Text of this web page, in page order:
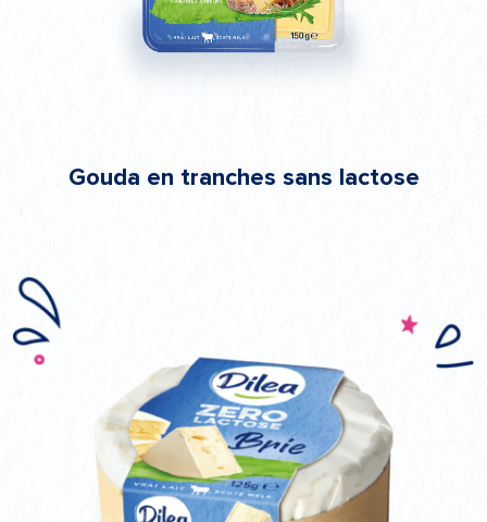
Gouda en tranches sans lactose